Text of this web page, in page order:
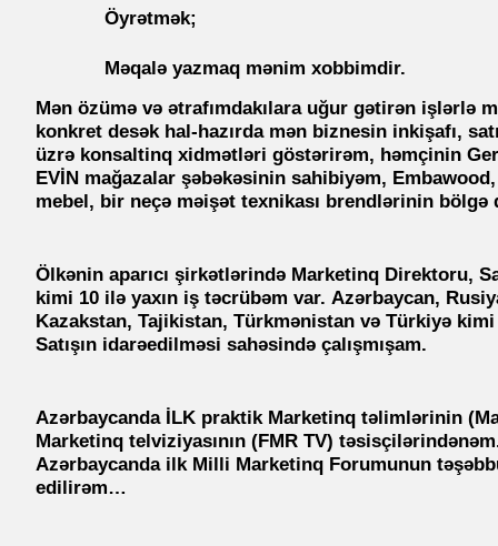
Öyrətmək;
Məqalə yazmaq mənim xobbimdir.
Mən özümə və ətrafımdakılara uğur gətirən işlərlə
konkret desək hal-hazırda mən biznesin inkişafı,
üzrə konsaltinq xidmətləri göstərirəm, həmçinin
EVİN mağazalar şəbəkəsinin sahibiyəm,
mebel, bir neçə məişət texnikası brendlərinin bölgə
Ölkənin aparıcı şirkətlərində Marketinq Direktoru,
kimi 10 ilə yaxın iş təcrübəm var. Azərbaycan,
Kazakstan, Tajikistan, Türkmənistan və Türkiyə
Satışın idarəedilməsi sahəsində çalışmışam.
AzərbaycandaİLK praktik Marketinq təlimlərinin
Marketinq telviziyasının (FMR TV)
Azərbaycanda ilk Milli Marketinq Forumunun
edilirəm…